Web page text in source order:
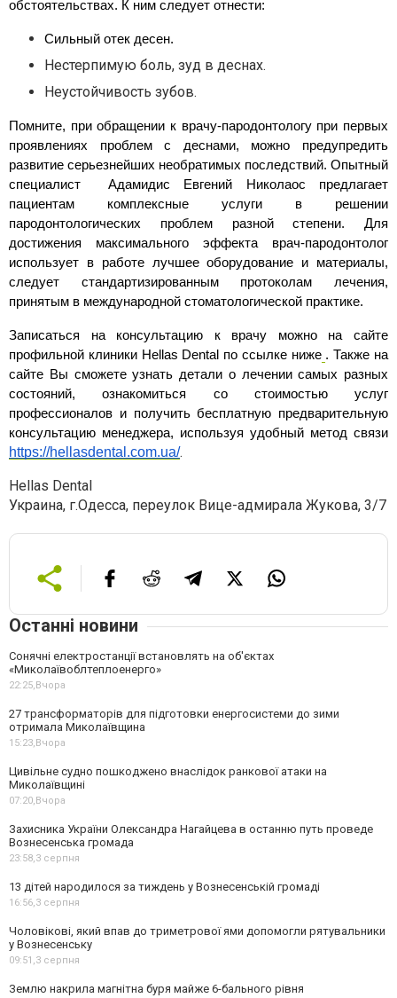
обстоятельствах. К ним следует отнести:
Сильный отек десен.
Нестерпимую боль, зуд в деснах.
Неустойчивость зубов.
Помните, при обращении к врачу-пародонтологу при первых
проявлениях проблем с деснами, можно предупредить
развитие серьезнейших необратимых последствий. Опытный
специалист  Адамидис Евгений Николаос предлагает
пациентам комплексные услуги в решении
пародонтологических проблем разной степени. Для
достижения максимального эффекта врач-пародонтолог
использует в работе лучшее оборудование и материалы,
следует стандартизированным протоколам лечения,
принятым в международной стоматологической практике.
Записаться на консультацию к врачу можно на сайте
профильной клиники Hellas Dental по ссылке ниже . Также на
сайте Вы сможете узнать детали о лечении самых разных
состояний, ознакомиться со стоимостью услуг
профессионалов и получить бесплатную предварительную
https://hellasdental.com.ua/.
Hellas Dental
Украина, г.Одесса, переулок Вице-адмирала Жукова, 3/7
Останні новини
Сонячні електростанції встановлять на об'єктах
«Миколаївоблтеплоенерго»
22:25,Вчора
27 трансформаторів для підготовки енергосистеми до зими
отримала Миколаївщина
15:23,Вчора
Цивільне судно пошкоджено внаслідок ранкової атаки на
Миколаївщині
07:20,Вчора
Захисника України Олександра Нагайцева в останню путь проведе
Вознесенська громада
23:58,3 серпня
13 дітей народилося за тиждень у Вознесенській громаді
16:56,3 серпня
Чоловікові, який впав до триметрової ями допомогли рятувальники
у Вознесенську
09:51,3 серпня
Землю накрила магнітна буря майже 6-бального рівня